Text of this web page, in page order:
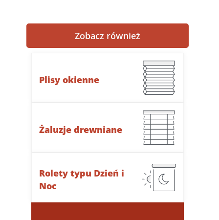
Zobacz również
Plisy okienne
Żaluzje drewniane
Rolety typu Dzień i
Noc